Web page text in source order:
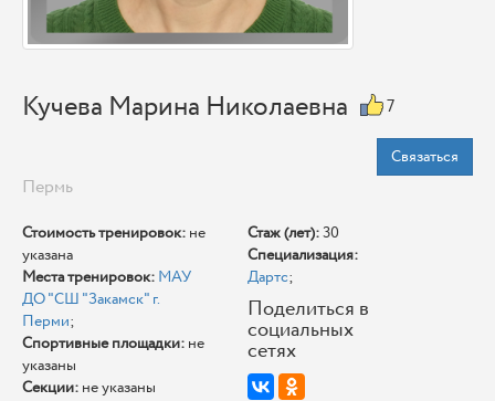
Кучева Марина Николаевна 7
Связаться
Пермь
Стоимость тренировок: не
указана
Места тренировок: МАУ
ДО "СШ "Закамск" г.
Перми;
Спортивные площадки: не
указаны
Секции: не указаны
Стаж (лет):30
Специализация:
Дартс;
Поделиться в
социальных
сетях